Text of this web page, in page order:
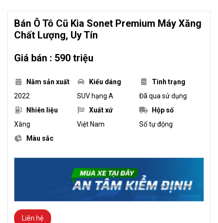
Bán Ô Tô Cũ Kia Sonet Premium Máy Xăng
Chất Lượng, Uy Tín
Giá bán : 590 triệu
Năm sản xuất
2022
Kiểu dáng
SUV hạng A
Tình trạng
Đã qua sử dụng
Nhiên liệu
Xăng
Xuất xứ
Việt Nam
Hộp số
Số tự động
Màu sắc
Liên hệ